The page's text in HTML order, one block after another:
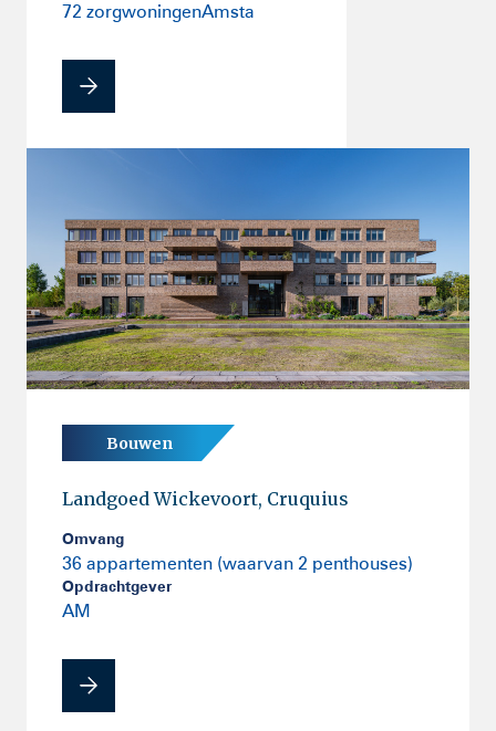
72 zorgwoningenAmsta
Bouwen
Landgoed Wickevoort, Cruquius
Omvang
36 appartementen (waarvan 2 penthouses)
Opdrachtgever
AM